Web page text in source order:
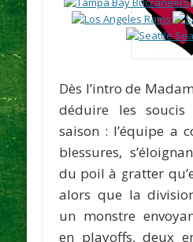
Dès l’intro de
déduire les soucis
saison : l’équipe a
blessures,
du poil à gratter
alors que la
un monstre
en playoffs, deux